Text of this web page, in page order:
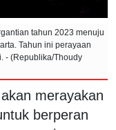
tahun 2023 menuju
Tahun ini perayaan
- (Republika/Thoudy
merayakan
berperan